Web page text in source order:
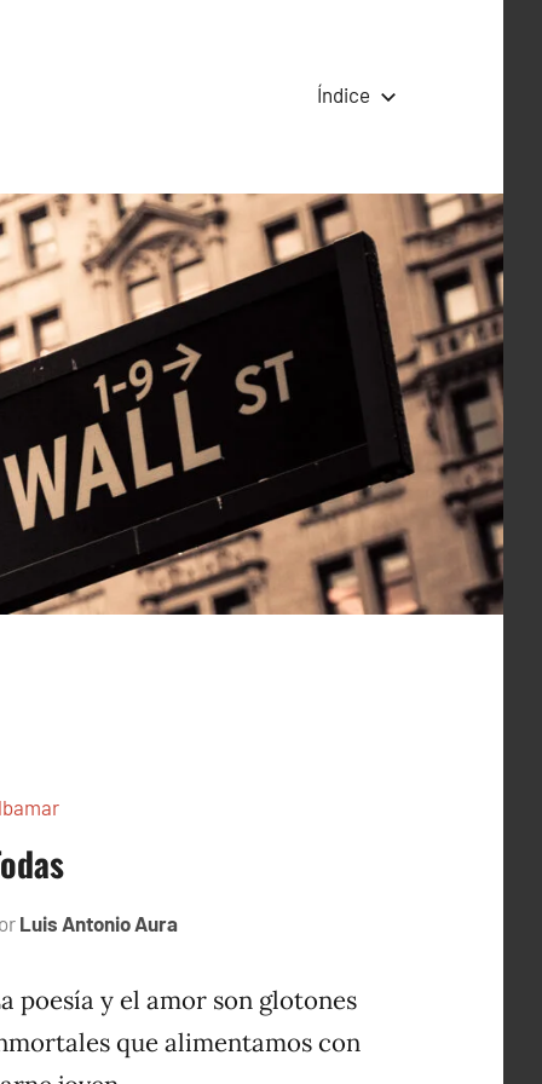
Índice
Luis Antonio Aura
1996
poesía y el amor son glotones
que alimentamos con